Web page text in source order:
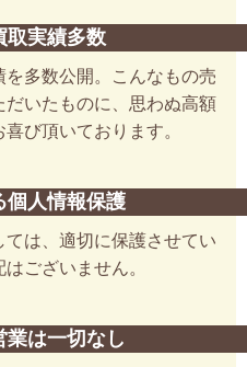
取実績多数
多数公開。こんなもの売
いたものに、思わぬ高額
び頂いております。
個人情報保護
は、適切に保護させてい
ございません。
業は一切なし